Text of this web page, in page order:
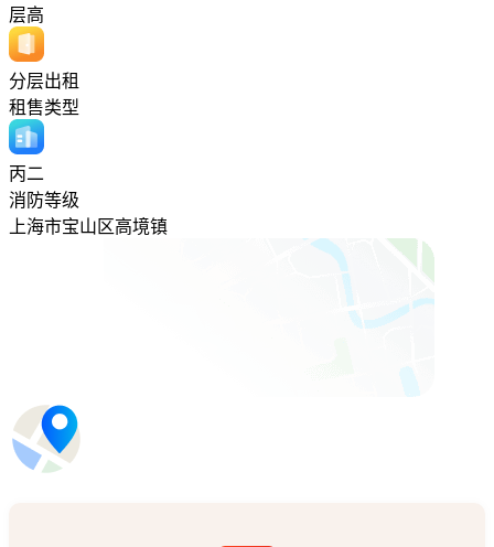
层高
分层出租
租售类型
丙二
消防等级
上海市宝山区高境镇